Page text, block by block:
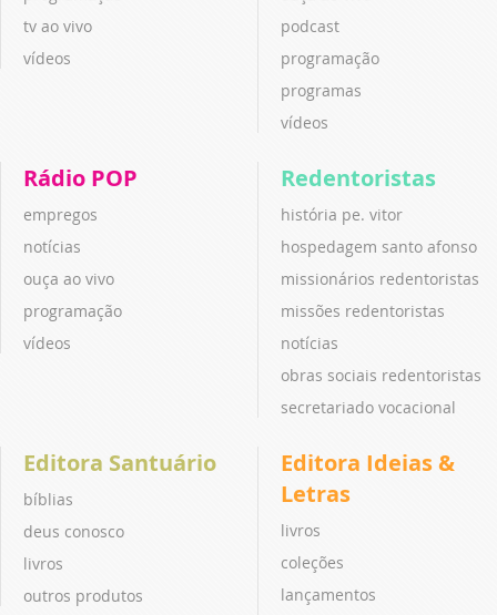
tv ao vivo
vídeos
podcast
programação
programas
vídeos
Rádio POP
empregos
notícias
ouça ao vivo
programação
vídeos
Redentoristas
história pe. vitor
hospedagem santo afonso
missionários redentoristas
missões redentoristas
notícias
obras sociais redentoristas
secretariado vocacional
Editora Santuário
bíblias
deus conosco
livros
outros produtos
Editora Ideias &
Letras
livros
coleções
lançamentos